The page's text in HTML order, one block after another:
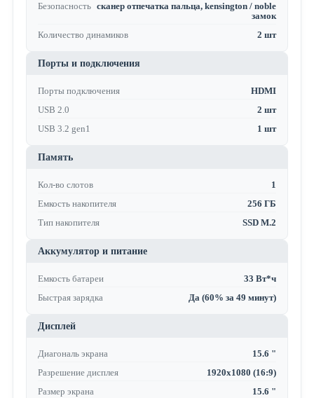
Безопасность сканер отпечатка пальца, kensington / noble
замок
Количество динамиков
2 шт
Порты и подключения
Порты подключения
HDMI
USB 2.0
2 шт
USB 3.2 gen1
1 шт
Память
Кол-во слотов
1
Емкость накопителя
256 ГБ
Тип накопителя
SSD M.2
Аккумулятор и питание
Емкость батареи
33 Вт*ч
Быстрая зарядка
Да (60% за 49 минут)
Дисплей
Диагональ экрана
15.6 "
Разрешение дисплея
1920x1080 (16:9)
Размер экрана
15.6 "